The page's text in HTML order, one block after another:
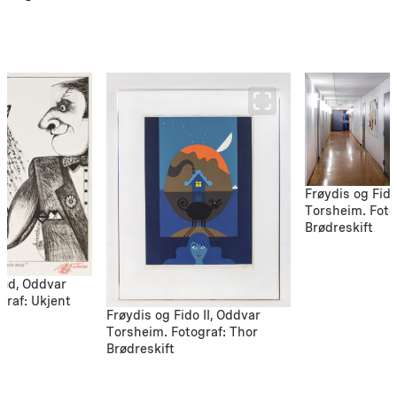
Oddvar
Ukjent
Frøydis og Fido II, Oddvar
Torsheim. Fotograf: Thor
Brødreskift
Frøydis og
Torsheim.
Brødreskift